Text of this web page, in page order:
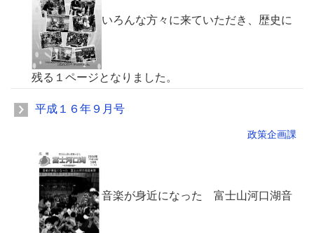
いろんな方々に来ていただき、歴史に
残る１ページとなりました。
平成１６年９月号
政策企画課
音楽が身近になった 富士山河口湖音